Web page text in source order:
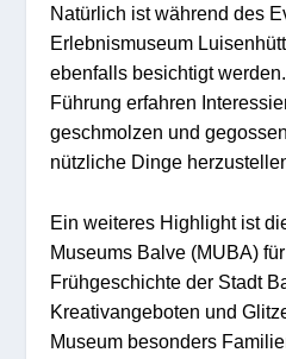
Natürlich ist während des
Erlebnismuseum
ebenfalls besichtigt
Führung erfahren
geschmolzen und
nützliche Dinge
Ein weiteres Highlight ist
Museums Balve (MUBA)
Frühgeschichte der Stadt
Kreativangeboten und
Museum besonders